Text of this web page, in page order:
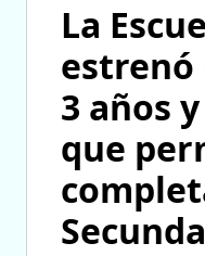
La
estrenó
3 años
que